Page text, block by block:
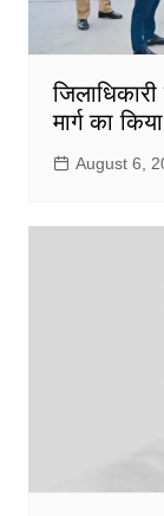
मार्ग का
August 6,